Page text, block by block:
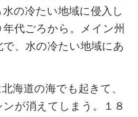
の冷たい地域に侵入し
代ごろから。メイン州
、水の冷たい地域にあ
海道の海でも起きて、
が消えてしまう。１８